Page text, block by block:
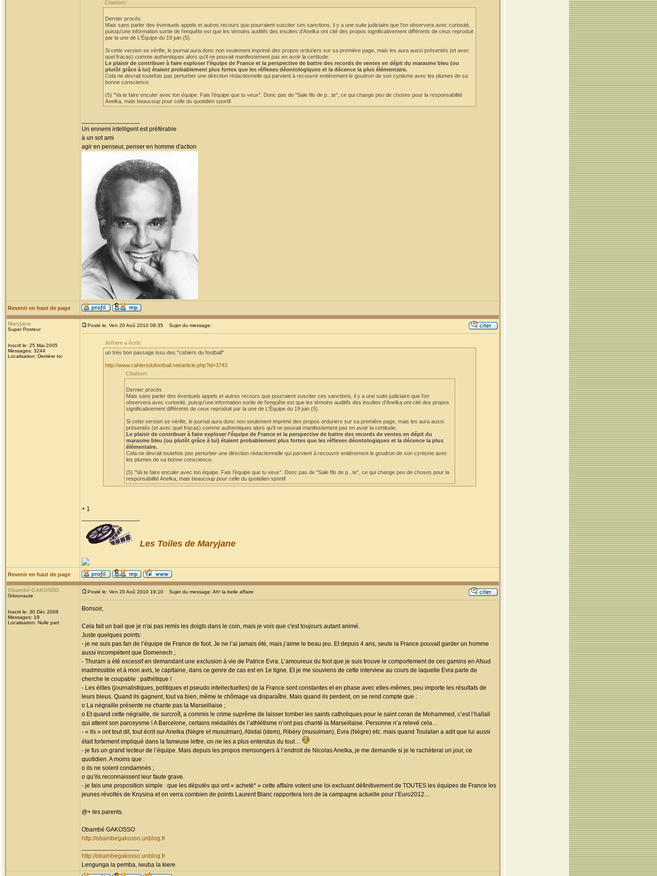
Citation:
Dernier procès
Mais sans parler des éventuels appels et autres recours que pourraient susciter ces sanctions, il y a une suite judiciaire que l'on observera avec curiosité,
puisqu'une information sortie de l'enquête est que les témoins auditifs des insultes d'Anelka ont cité des propos significativement différents de ceux reproduit
par la une de L'Équipe du 19 juin (5).
Si cette version se vérifie, le journal aura donc non seulement imprimé des propos orduriers sur sa première page, mais les aura aussi présentés (et avec
quel fracas) comme authentiques alors qu'il ne pouvait manifestement pas en avoir la certitude.
Le plaisir de contribuer à faire exploser l'équipe de France et la perspective de battre des records de ventes en dépit du marasme bleu (ou
plutôt grâce à lui) étaient probablement plus fortes que les réflexes déontologiques et la décence la plus élémentaire.
Cela ne devrait toutefois pas perturber une direction rédactionnelle qui parvient à recouvrir entièrement le goudron de son cynisme avec les plumes de sa
bonne conscience.
(5) "Va te faire enculer avec ton équipe. Fais l'équipe que tu veux". Donc pas de "Sale fils de p...te", ce qui change peu de choses pour la responsabilité
Anelka, mais beaucoup pour celle du quotidien sportif.
Un ennemi intelligent est préférable
à un sot ami
agir en penseur, penser en homme d'action
Revenir en haut de page
Maryjane
Super Posteur
Inscrit le: 25 Mai 2005
Messages: 3244
Localisation: Derrière toi
Posté le: Ven 20 Aoû 2010 08:35 Sujet du message:
Jofrere a écrit:
un très bon passage issu des "cahiers du football"
http://www.cahiersdufootball.net/article.php?id=3743
Citation:
Dernier procès
Mais sans parler des éventuels appels et autres recours que pourraient susciter ces sanctions, il y a une suite judiciaire que l'on
observera avec curiosité, puisqu'une information sortie de l'enquête est que les témoins auditifs des insultes d'Anelka ont cité des propos
significativement différents de ceux reproduit par la une de L'Équipe du 19 juin (5).
Si cette version se vérifie, le journal aura donc non seulement imprimé des propos orduriers sur sa première page, mais les aura aussi
présentés (et avec quel fracas) comme authentiques alors qu'il ne pouvait manifestement pas en avoir la certitude.
Le plaisir de contribuer à faire exploser l'équipe de France et la perspective de battre des records de ventes en dépit du
marasme bleu (ou plutôt grâce à lui) étaient probablement plus fortes que les réflexes déontologiques et la décence la plus
élémentaire.
Cela ne devrait toutefois pas perturber une direction rédactionnelle qui parvient à recouvrir entièrement le goudron de son cynisme avec
les plumes de sa bonne conscience.
(5) "Va te faire enculer avec ton équipe. Fais l'équipe que tu veux". Donc pas de "Sale fils de p...te", ce qui change peu de choses pour la
responsabilité Anelka, mais beaucoup pour celle du quotidien sportif.
+ 1
Les Toiles de Maryjane
Revenir en haut de page
Obambé GAKOSSO
Grioonaute
Inscrit le: 30 Déc 2008
Messages: 19
Localisation: Nulle part
Posté le: Ven 20 Aoû 2010 19:10 Sujet du message: Ah! la belle affaire
Bonsoir,
Cela fait un bail que je n'ai pas remis les doigts dans le coin, mais je vois que c'est toujours autant animé.
Juste quelques points:
- je ne suis pas fan de l’équipe de France de foot. Je ne l’ai jamais été, mais j’aime le beau jeu. Et depuis 4 ans, seule la France pouvait garder un homme
aussi incompétent que Domenech ;
- Thuram a été excessif en demandant une exclusion à vie de Patrice Evra. L’amoureux du foot que je suis trouve le comportement de ces gamins en Afsud
inadmissible et à mon avis, le capitaine, dans ce genre de cas est en 1e ligne. Et je me souviens de cette interview au cours de laquelle Evra parle de
cherche le coupable : pathétique !
- Les élites (journalistiques, politiques et pseudo intellectuelles) de la France sont constantes et en phase avec elles-mêmes, peu importe les résultats de
leurs bleus. Quand ils gagnent, tout va bien, même le chômage va disparaître. Mais quand ils perdent, on se rend compte que :
o La négraille présente ne chante pas la Marseillaise ;
o Et quand cette négraille, de surcroît, a commis le crime suprême de laisser tomber les saints catholiques pour le saint coran de Mohammed, c’est l’hallali
qui atteint son paroxysme ! A Barcelone, certains médaillés de l’athlétisme n’ont pas chanté la Marseillaise. Personne n’a relevé cela…
- « ils » ont tout dit, tout écrit sur Anelka (Nègre et musulman), Abidal (idem), Ribéry (musulman), Evra (Nègre) etc. mais quand Toulalan a adit que lui aussi
était fortement impliqué dans la fameuse lettre, on ne les a plus entendus du tout…
- je fus un grand lecteur de l’équipe. Mais depuis les propos mensongers à l’endroit de Nicolas Anelka, je me demande si je le rachèterai un jour, ce
quotidien. A moins que :
o ils ne soient condamnés ;
o qu’ils reconnaissent leur faute grave.
- je fais une proposition simple : que les députés qui ont « acheté* » cette affaire votent une loi excluant définitivement de TOUTES les équipes de France les
jeunes révoltés de Knysina et on verra combien de points Laurent Blanc rapportera lors de la campagne actuelle pour l’Euro2012…
@+ les parents.
Obambé GAKOSSO
http://obambegakosso.unblog.fr
http://obambegakosso.unblog.fr
Lengunga la pemba, iwuba la kiere